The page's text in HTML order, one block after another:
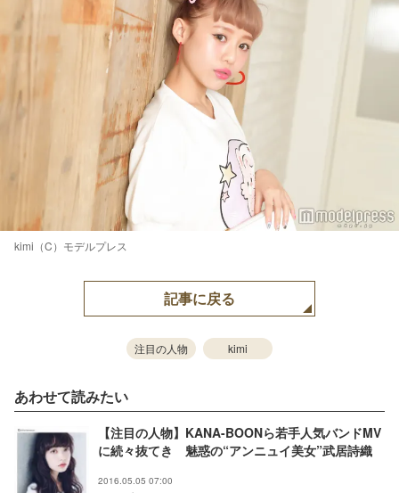
kimi（C）モデルプレス
記事に戻る
注目の人物 kimi
あわせて読みたい
【注目の人物】KANA-BOONら若手人気バンドMV
に続々抜てき 魅惑の“アンニュイ美女”武居詩織
2016.05.05 07:00